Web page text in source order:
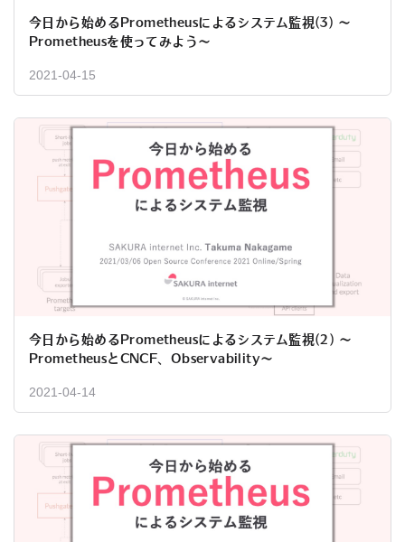
今日から始めるPrometheusによるシステム監視(3) 〜
Prometheusを使ってみよう〜
2021-04-15
今日から始めるPrometheusによるシステム監視(2) 〜
PrometheusとCNCF、Observability〜
2021-04-14